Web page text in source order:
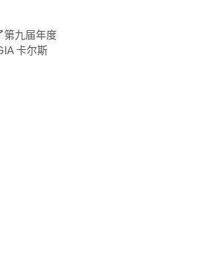
第九届年度
卡尔斯